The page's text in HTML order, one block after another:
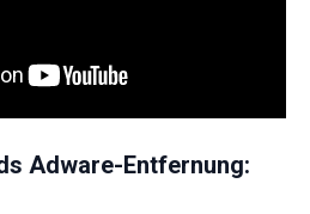
Adware-Entfernung: